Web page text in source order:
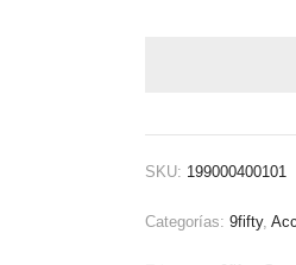
SKU: 199000400101
Categorías: 9fifty,